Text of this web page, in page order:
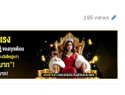
165 views